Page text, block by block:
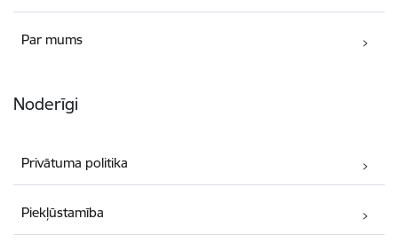
Par mums
Noderīgi
Privātuma politika
Piekļūstamība